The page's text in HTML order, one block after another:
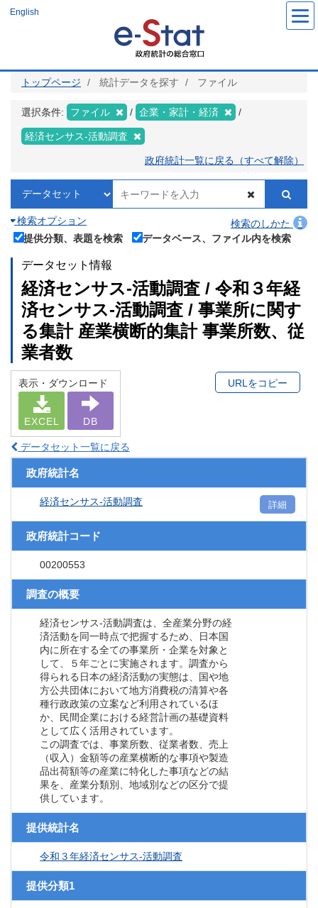
ツ
English
トップページ 統計データを探す ファイル
選択条件: ファイル 企業・家計・経済
経済センサス‐活動調査
政府統計一覧に戻る（すべて解除）
検索オプション
検索のしかた
提供分類、表題を検索
データベース、ファイル内を検索
データセット情報
経済センサス‐活動調査 / 令和３年経
済センサス‐活動調査 / 事業所に関す
る集計 産業横断的集計 事業所数、従
業者数
表示・ダウンロード
EXCEL DB
URLをコピー
データセット一覧に戻る
政府統計名
経済センサス‐活動調査 詳細
政府統計コード
00200553
調査の概要
経済センサス‐活動調査は、全産業分野の経
済活動を同一時点で把握するため、日本国
内に所在する全ての事業所・企業を対象と
して、５年ごとに実施されます。調査から
得られる日本の経済活動の実態は、国や地
方公共団体において地方消費税の清算や各
種行政政策の立案など利用されているほ
か、民間企業における経営計画の基礎資料
として広く活用されています。
この調査では、事業所数、従業者数、売上
（収入）金額等の産業横断的な事項や製造
品出荷額等の産業に特化した事項などの結
果を、産業分類別、地域別などの区分で提
供しています。
提供統計名
令和３年経済センサス‐活動調査
提供分類1